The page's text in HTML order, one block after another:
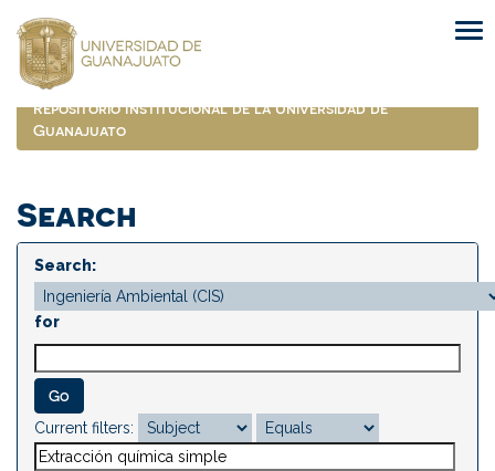
navigation
Repositorio Institucional de la Universidad de
Guanajuato
Search
Search:
for
Current filters: